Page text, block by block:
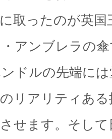
取ったのが英国
アンブレラの
ドルの先端に
リアリティあ
せます。そし